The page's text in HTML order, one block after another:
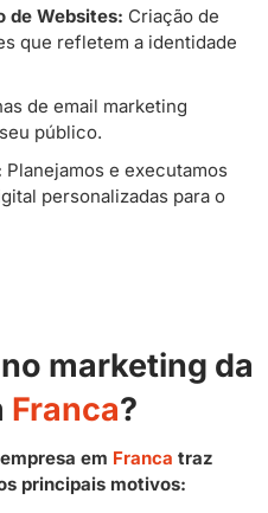
de Websites: Criação de
que refletem a identidade
de email marketing
público.
Planejamos e executamos
personalizadas para o
marketing da
Franca?
em Franca traz
principais motivos: